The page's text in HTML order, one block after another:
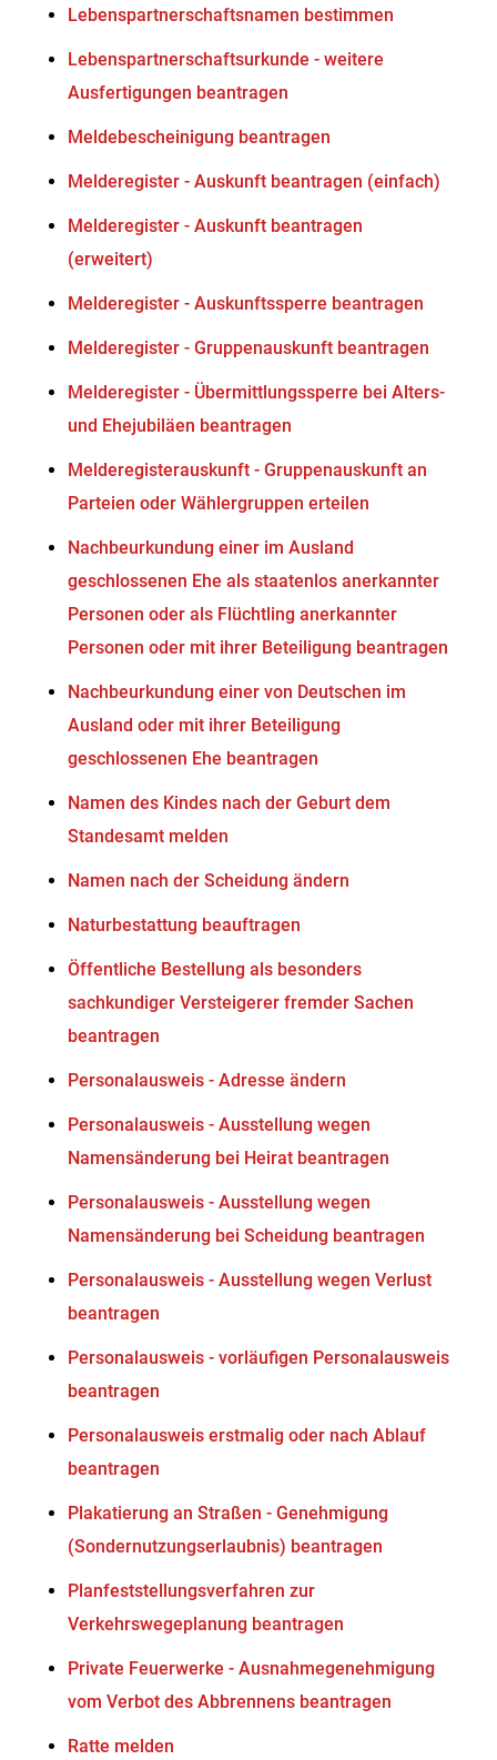
Lebenspartnerschaftsnamen bestimmen
Lebenspartnerschaftsurkunde - weitere
Ausfertigungen beantragen
Meldebescheinigung beantragen
Melderegister - Auskunft beantragen (einfach)
Melderegister - Auskunft beantragen
(erweitert)
Melderegister - Auskunftssperre beantragen
Melderegister - Gruppenauskunft beantragen
Melderegister - Übermittlungssperre bei Alters-
und Ehejubiläen beantragen
Melderegisterauskunft - Gruppenauskunft an
Parteien oder Wählergruppen erteilen
Nachbeurkundung einer im Ausland
geschlossenen Ehe als staatenlos anerkannter
Personen oder als Flüchtling anerkannter
Personen oder mit ihrer Beteiligung beantragen
Nachbeurkundung einer von Deutschen im
Ausland oder mit ihrer Beteiligung
geschlossenen Ehe beantragen
Namen des Kindes nach der Geburt dem
Standesamt melden
Namen nach der Scheidung ändern
Naturbestattung beauftragen
Öffentliche Bestellung als besonders
sachkundiger Versteigerer fremder Sachen
beantragen
Personalausweis - Adresse ändern
Personalausweis - Ausstellung wegen
Namensänderung bei Heirat beantragen
Personalausweis - Ausstellung wegen
Namensänderung bei Scheidung beantragen
Personalausweis - Ausstellung wegen Verlust
beantragen
Personalausweis - vorläufigen Personalausweis
beantragen
Personalausweis erstmalig oder nach Ablauf
beantragen
Plakatierung an Straßen - Genehmigung
(Sondernutzungserlaubnis) beantragen
Planfeststellungsverfahren zur
Verkehrswegeplanung beantragen
Private Feuerwerke - Ausnahmegenehmigung
vom Verbot des Abbrennens beantragen
Ratte melden